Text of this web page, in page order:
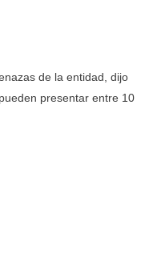
de la entidad, dijo
presentar entre 10